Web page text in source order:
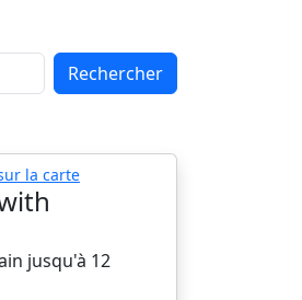
Rechercher
la carte
jusqu'à 12